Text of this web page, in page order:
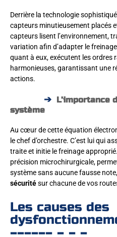
Derrière la technologie
capteurs minutieusement placés
capteurs lisent l’environnement,
variation afin d’adapter le
quant à eux, exécutent les ordres
harmonieuses, garantissant une
actions.
L’importance
système
Au cœur de cette équation
le chef d’orchestre. C’est lui qui
traite et initie le freinage
précision microchirurgicale,
système sans aucune fausse
sécuritésur chacune de vos
Les causes des